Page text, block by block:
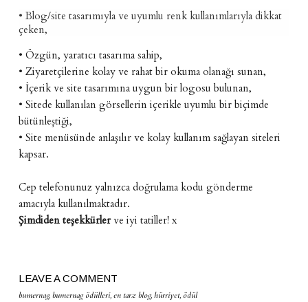
• Blog/site tasarımıyla ve uyumlu renk kullanımlarıyla dikkat
çeken,
• Özgün, yaratıcı tasarıma sahip,
• Ziyaretçilerine kolay ve rahat bir okuma olanağı sunan,
• İçerik ve site tasarımına uygun bir logosu bulunan,
• Sitede kullanılan görsellerin içerikle uyumlu bir biçimde
bütünleştiği,
• Site menüsünde anlaşılır ve kolay kullanım sağlayan siteleri
kapsar.
Cep telefonunuz yalnızca doğrulama kodu gönderme
amacıyla kullanılmaktadır.
Şimdiden teşekkürlerve iyi tatiller! x
LEAVE A COMMENT
bumernag,bumernag ödülleri,en tarz blog,hürriyet, ödül